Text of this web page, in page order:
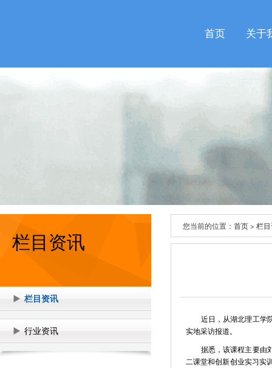
首页 关于
栏目资讯
栏目资讯
行业资讯
您当前的位置： 首页> 栏
近日，从湖北理工学
实地采访报道。
据悉，该课程主要由
二课堂和创新创业实习实